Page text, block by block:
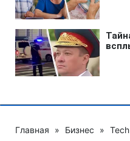
Главная » Бизнес » Tech